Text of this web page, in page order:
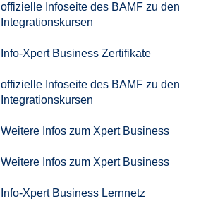
offizielle Infoseite des BAMF zu den
Integrationskursen
Info-Xpert Business Zertifikate
offizielle Infoseite des BAMF zu den
Integrationskursen
Weitere Infos zum Xpert Business
Weitere Infos zum Xpert Business
Info-Xpert Business Lernnetz